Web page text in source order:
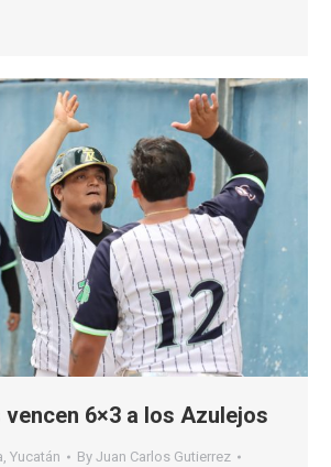
6×3 a los Azulejos
, Yucatán By Juan Carlos Gutierrez